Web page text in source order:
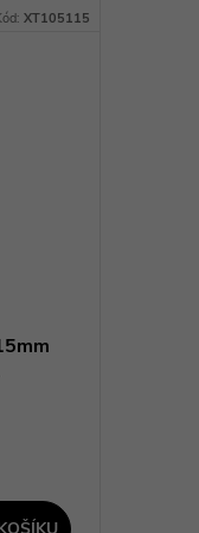
XT105115